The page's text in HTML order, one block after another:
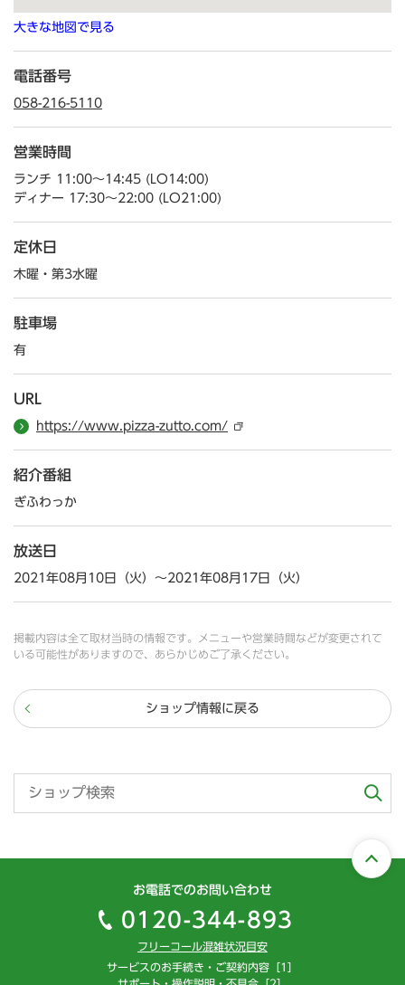
大きな地図で見る
電話番号
058-216-5110
営業時間
ランチ 11:00～14:45 (LO14:00)
ディナー 17:30～22:00 (LO21:00)
定休日
木曜・第3水曜
駐車場
有
URL
https://www.pizza-zutto.com/
紹介番組
ぎふわっか
放送日
2021年08月10日（火）～2021年08月17日（火）
掲載内容は全て取材当時の情報です。メニューや営業時間などが変更されて
いる可能性がありますので、あらかじめご了承ください。
ショップ情報に戻る
お電話でのお問い合わせ
0120-344-893
フリーコール混雑状況目安
サービスのお手続き・ご契約内容［1］